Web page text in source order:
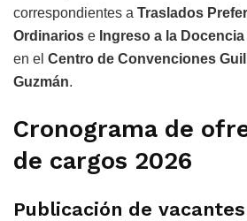
correspondientes a Traslados
Ordinarios e Ingreso a la Docencia
en el Centro de Convenciones
Guzmán.
Cronograma de
de cargos 2026
Publicación de vacantes